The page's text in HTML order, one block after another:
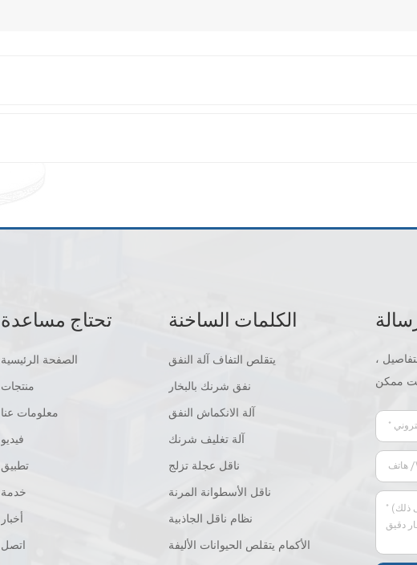
تحتاج مساعدة
الصفحة الرئيسية
منتجات
معلومات عنا
فيديو
تطبيق
خدمة
أخبار
اتصل
الكلمات الساخنة
يتقلص التفاف آلة النفق
نفق شرنك بالبخار
آلة الانكماش النفق
آلة تغليف شرنك
ناقل عجلة تزلج
ناقل الأسطوانة المرنة
نظام ناقل الجاذبية
الأكمام يتقلص الحيوانات الأليفة
،